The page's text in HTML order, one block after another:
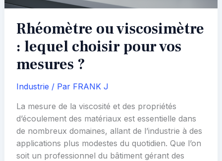
Rhéomètre ou viscosimètre
: lequel choisir pour vos
mesures ?
Industrie / Par FRANK J
La mesure de la viscosité et des propriétés
d’écoulement des matériaux est essentielle dans
de nombreux domaines, allant de l’industrie à des
applications plus modestes du quotidien. Que l’on
soit un professionnel du bâtiment gérant des